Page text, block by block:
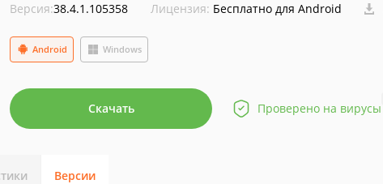
Версия:38.4.1.105358 Лицензия: Бесплатно для Android
Windows
Android
Скачать Проверено на вирусы
Версии